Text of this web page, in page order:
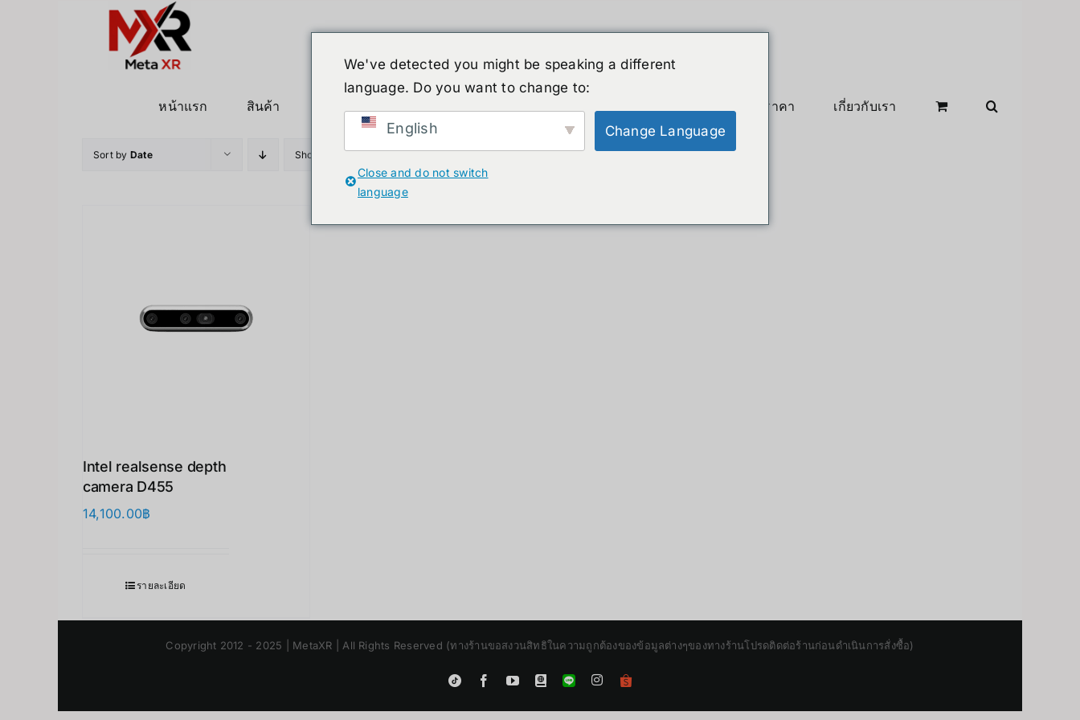
หน้าแรก
สินค้า สินค้าลดราคา เกี่ยวกับเรา
Sort by Date Show 12 Products
Intel realsense depth
camera D455
14,100.00฿
รายละเอียด
Copyright 2012 - 2025 | MetaXR | All Rights Reserved (ทางร้านขอสงวนสิทธิในความถูกต้องของข้อมูลต่างๆของทางร้านโปรดติดต่อร้านก่อนดำเนินการสั่งซื้อ)
Tiktok FacebookYouTube
Blogger
LINE
Instagram
Shopee
We've detected you might be speaking a different
language. Do you want to change to:
English Change Language
Close and do not switch
language